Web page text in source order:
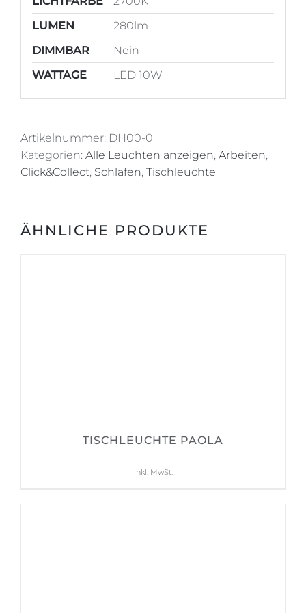
LUMEN
280lm
DIMMBAR
Nein
WATTAGE
LED 10W
Artikelnummer: DH00-0
Kategorien: Alle Leuchten anzeigen, Arbeiten,
Click&Collect, Schlafen, Tischleuchte
ÄHNLICHE PRODUKTE
TISCHLEUCHTE PAOLA
inkl. MwSt.